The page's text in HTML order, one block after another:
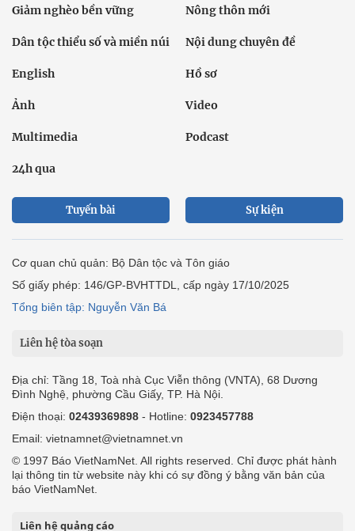
Giảm nghèo bền vững Nông thôn mới
Dân tộc thiểu số và miền núi Nội dung chuyên đề
English Hồ sơ
Ảnh Video
Multimedia Podcast
24h qua
Tuyến bài Sự kiện
Cơ quan chủ quản: Bộ Dân tộc và Tôn giáo
Số giấy phép: 146/GP-BVHTTDL, cấp ngày 17/10/2025
Tổng biên tập: Nguyễn Văn Bá
Liên hệ tòa soạn
Địa chỉ: Tầng 18, Toà nhà Cục Viễn thông (VNTA), 68 Dương
Đình Nghệ, phường Cầu Giấy, TP. Hà Nội.
Điện thoại: 02439369898 - Hotline: 0923457788
Email: vietnamnet@vietnamnet.vn
© 1997 Báo VietNamNet. All rights reserved. Chỉ được phát hành
lại thông tin từ website này khi có sự đồng ý bằng văn bản của
báo VietNamNet.
Liên hệ quảng cáo